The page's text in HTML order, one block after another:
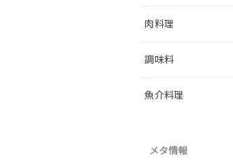
肉料理
調味料
魚介料理
メタ情報